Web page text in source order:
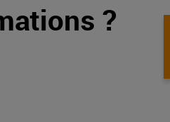
?